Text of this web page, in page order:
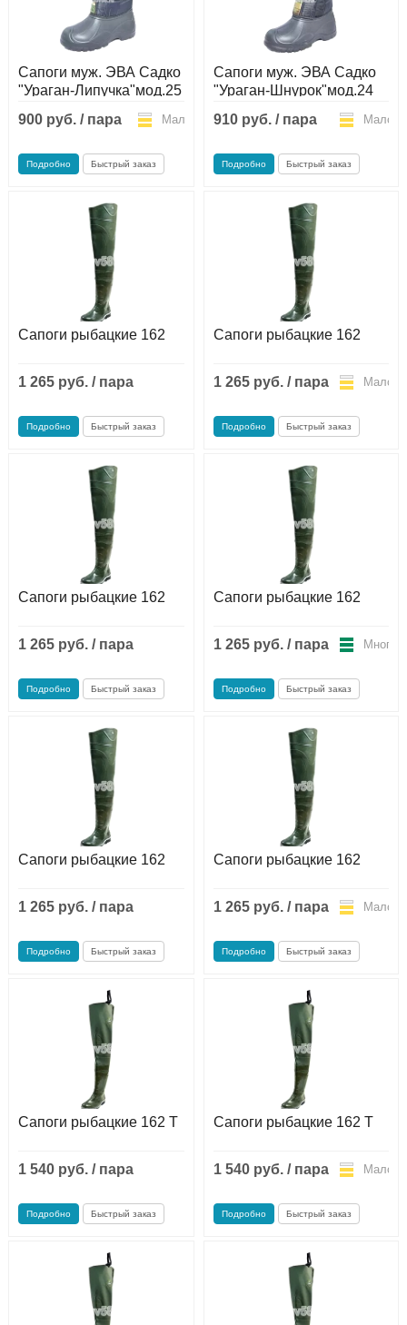
Сапоги муж. ЭВА Садко
"Ураган-Липучка"мод.25
900 руб. / пара
Мало
Подробно Быстрый заказ
Сапоги муж. ЭВА Садко
"Ураган-Шнурок"мод.24
910 руб. / пара
Мало
Подробно Быстрый заказ
Сапоги рыбацкие 162
1 265 руб. / пара
Мало
Подробно Быстрый заказ
Сапоги рыбацкие 162
1 265 руб. / пара Мало
Подробно Быстрый заказ
Сапоги рыбацкие 162
1 265 руб. / пара
Мало
Подробно Быстрый заказ
Сапоги рыбацкие 162
1 265 руб. / пара Много
Подробно Быстрый заказ
Сапоги рыбацкие 162
1 265 руб. / пара
Мало
Подробно Быстрый заказ
Сапоги рыбацкие 162
1 265 руб. / пара Мало
Подробно Быстрый заказ
Сапоги рыбацкие 162 Т
1 540 руб. / пара
Мало
Подробно Быстрый заказ
Сапоги рыбацкие 162 Т
1 540 руб. / пара Мало
Подробно Быстрый заказ